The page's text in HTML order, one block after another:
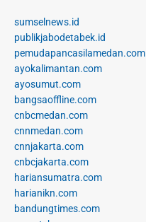
sumselnews.id
publikjabodetabek.id
pemudapancasilamedan.com
ayokalimantan.com
ayosumut.com
bangsaoffline.com
cnbcmedan.com
cnnmedan.com
cnnjakarta.com
cnbcjakarta.com
hariansumatra.com
harianikn.com
bandungtimes.com